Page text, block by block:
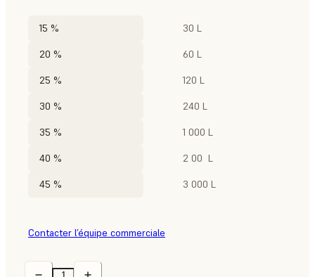
15 % 30 L
20 % 60 L
25 % 120 L
30 % 240 L
35 % 1 000 L
40 % 2 00 L
45 % 3 000 L
Contacter l’équipe commerciale